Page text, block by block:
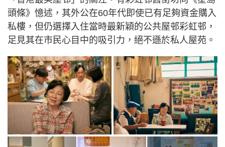
頭條》憶述，其外公在60年代即使已有足夠資金購入
私樓，但仍選擇入住當時最新穎的公共屋邨彩虹邨，
足見其在市民心目中的吸引力，絕不遜於私人屋苑。